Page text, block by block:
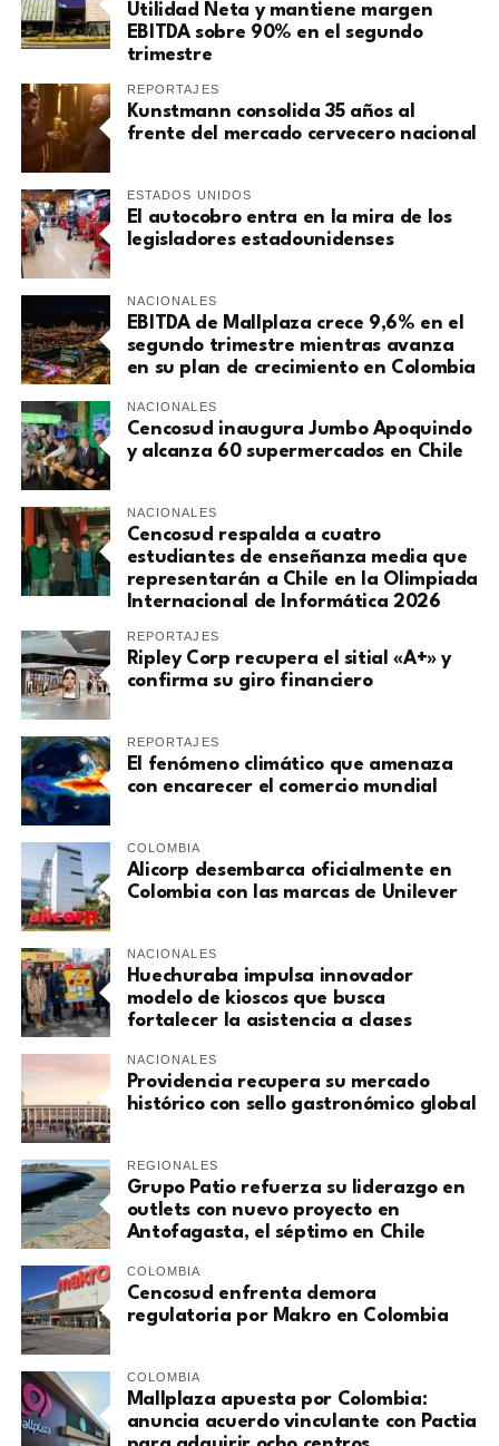
Utilidad Neta y mantiene margen
EBITDA sobre 90% en el segundo
trimestre
REPORTAJES
Kunstmann consolida 35 años al
frente del mercado cervecero nacional
ESTADOS UNIDOS
El autocobro entra en la mira de los
legisladores estadounidenses
NACIONALES
EBITDA de Mallplaza crece 9,6% en el
segundo trimestre mientras avanza
en su plan de crecimiento en Colombia
NACIONALES
Cencosud inaugura Jumbo Apoquindo
y alcanza 60 supermercados en Chile
NACIONALES
Cencosud respalda a cuatro
estudiantes de enseñanza media que
representarán a Chile en la Olimpiada
Internacional de Informática 2026
REPORTAJES
Ripley Corp recupera el sitial «A+» y
confirma su giro financiero
REPORTAJES
El fenómeno climático que amenaza
con encarecer el comercio mundial
COLOMBIA
Alicorp desembarca oficialmente en
Colombia con las marcas de Unilever
NACIONALES
Huechuraba impulsa innovador
modelo de kioscos que busca
fortalecer la asistencia a clases
NACIONALES
Providencia recupera su mercado
histórico con sello gastronómico global
REGIONALES
Grupo Patio refuerza su liderazgo en
outlets con nuevo proyecto en
Antofagasta, el séptimo en Chile
COLOMBIA
Cencosud enfrenta demora
regulatoria por Makro en Colombia
COLOMBIA
Mallplaza apuesta por Colombia:
anuncia acuerdo vinculante con Pactia